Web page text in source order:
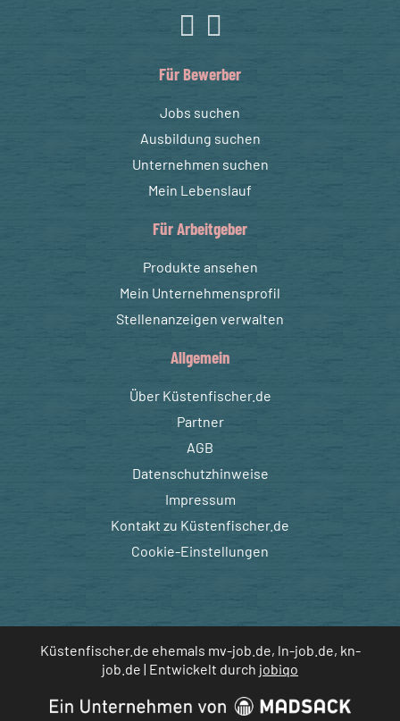
Für Bewerber
Jobs suchen
Ausbildung suchen
Unternehmen suchen
Mein Lebenslauf
Für Arbeitgeber
Produkte ansehen
Mein Unternehmensprofil
Stellenanzeigen verwalten
Allgemein
Über Küstenfischer.de
Partner
AGB
Datenschutzhinweise
Impressum
Kontakt zu Küstenfischer.de
Cookie-Einstellungen
Küstenfischer.de ehemals mv-job.de, ln-job.de, kn-
job.de | Entwickelt durch jobiqo